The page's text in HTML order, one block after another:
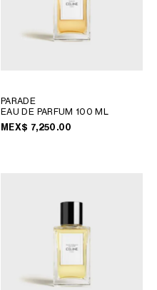
PARADE
EAU DE PARFUM 100 ML
MEX$ 7,250.00